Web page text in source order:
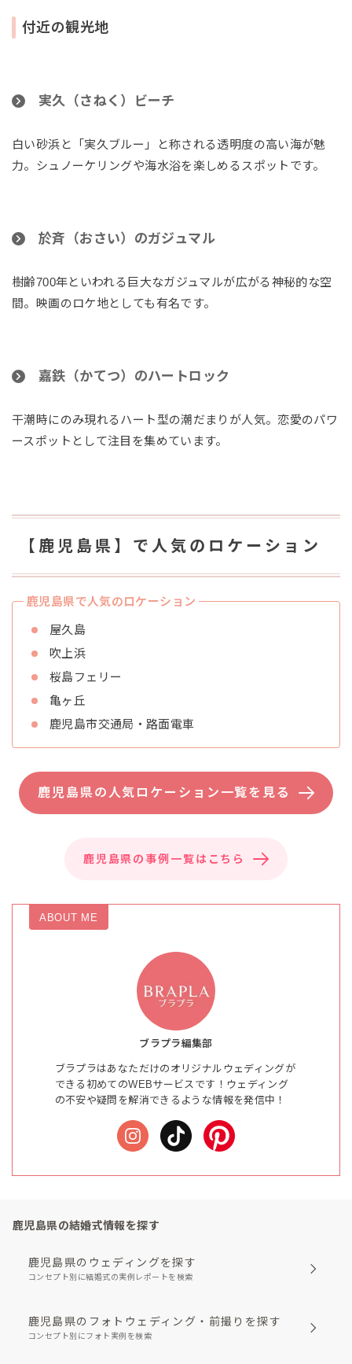
付近の観光地
実久（さねく）ビーチ
白い砂浜と「実久ブルー」と称される透明度の高い海が魅
力。シュノーケリングや海水浴を楽しめるスポットです。
於斉（おさい）のガジュマル
樹齢700年といわれる巨大なガジュマルが広がる神秘的な空
間。映画のロケ地としても有名です。
嘉鉄（かてつ）のハートロック
干潮時にのみ現れるハート型の潮だまりが人気。恋愛のパワ
ースポットとして注目を集めています。
【鹿児島県】で人気のロケーション
鹿児島県で人気のロケーション
屋久島
吹上浜
桜島フェリー
亀ヶ丘
鹿児島市交通局・路面電車
鹿児島県の人気ロケーション一覧を見る
鹿児島県の事例一覧はこちら
ABOUT ME
ブラプラ編集部
ブラプラはあなただけのオリジナルウェディングが
できる初めてのWEBサービスです！ウェディング
の不安や疑問を解消できるような情報を発信中！
鹿児島県の結婚式情報を探す
鹿児島県のウェディングを探す
コンセプト別に結婚式の実例レポートを検索
鹿児島県のフォトウェディング・前撮りを探す
コンセプト別にフォト実例を検索